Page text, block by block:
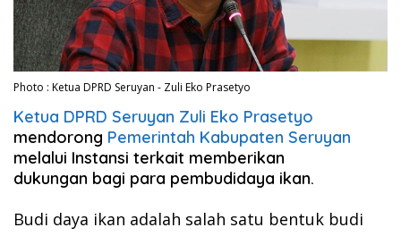
Photo : Ketua DPRD Seruyan - Zuli Eko Prasetyo
Ketua DPRD Seruyan Zuli Eko Prasetyo
mendorong Pemerintah Kabupaten Seruyan
melalui Instansi terkait memberikan
dukungan bagi para pembudidaya ikan.
Budi daya ikan adalah salah satu bentuk budi